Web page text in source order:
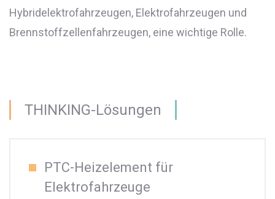
Hybridelektrofahrzeugen, Elektrofahrzeugen und
Brennstoffzellenfahrzeugen, eine wichtige Rolle.
THINKING-Lösungen
PTC-Heizelement für
Elektrofahrzeuge